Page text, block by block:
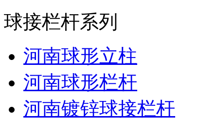
球接栏杆系列
河南球形立柱
河南球形栏杆
河南镀锌球接栏杆